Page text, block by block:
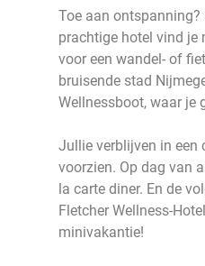
Toe aan
prachtige hotel vind je
voor een wandel- of
bruisende stad
Wellnessboot, waar je
Jullie verblijven in een
voorzien. Op dag van
la carte diner. En de
Fletcher Wellness-
minivakantie!